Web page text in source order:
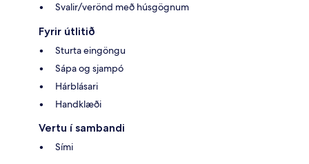
Svalir/verönd með húsgögnum
Fyrir útlitið
Sturta eingöngu
Sápa og sjampó
Hárblásari
Handklæði
Vertu í sambandi
Sími